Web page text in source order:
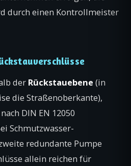
durch einen Kontrollmeister
der Rückstauebene (in
die Straßenoberkante),
DIN EN 12050
Schmutzwasser-
redundante Pumpe
allein reichen für